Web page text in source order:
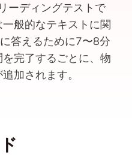
ーディングテストで
般的なテキストに関
答えるために7〜8分
完了するごとに、物
加されます。